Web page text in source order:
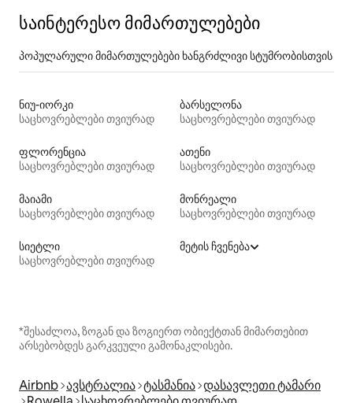
საინტერესო მიმართულებები
პოპულარული მიმართულებები ხანგრძლივი სტუმრობისთვის
ნიუ-იორკი
საცხოვრებლები თვიურად
ბარსელონა
საცხოვრებლები თვიურად
ფლორენცია
საცხოვრებლები თვიურად
ათენი
საცხოვრებლები თვიურად
მაიამი
საცხოვრებლები თვიურად
მონრეალი
საცხოვრებლები თვიურად
სიეტლი
საცხოვრებლები თვიურად
მეტის ჩვენება
*შესაძლოა, ზოგან და ზოგიერთ ობიექტთან მიმართებით
არსებობდეს გარკვეული გამონაკლისები.
Airbnb ავსტრალია ტასმანია დასავლეთი ტამარი